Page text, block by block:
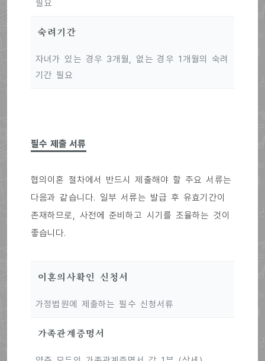
필요
숙려기간
자녀가 있는 경우 3개월, 없는 경우 1개월의 숙려
기간 필요
필수 제출 서류
협의이혼 절차에서 반드시 제출해야 할 주요 서류는
다음과 같습니다. 일부 서류는 발급 후 유효기간이
존재하므로, 사전에 준비하고 시기를 조율하는 것이
좋습니다.
이혼의사확인 신청서
가정법원에 제출하는 필수 신청서류
가족관계증명서